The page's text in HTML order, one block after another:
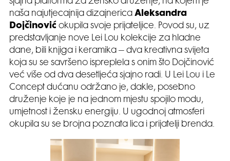
naša najutjecajnija dizajnerica Aleksandra
Dojčinović okupila svoje prijateljice. Povod su, uz
predstavljanje nove Lei Lou kolekcije za hladne
dane, bili knjiga i keramika – dva kreativna svijeta
koja su se savršeno ispreplela s onim što Dojčinović
već više od dva desetljeća sjajno radi. U Lei Lou i Le
Concept dućanu održano je, dakle, posebno
druženje koje je na jednom mjestu spojilo modu,
umjetnost i žensku energiju. U ugodnoj atmosferi
okupila su se brojna poznata lica i prijatelji brenda.